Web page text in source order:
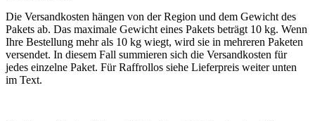
Die Versandkosten hängen von der Region und dem Gewicht des
Pakets ab. Das maximale Gewicht eines Pakets beträgt 10 kg. Wenn
Ihre Bestellung mehr als 10 kg wiegt, wird sie in mehreren Paketen
versendet. In diesem Fall summieren sich die Versandkosten für
jedes einzelne Paket. Für Raffrollos siehe Lieferpreis weiter unten
im Text.